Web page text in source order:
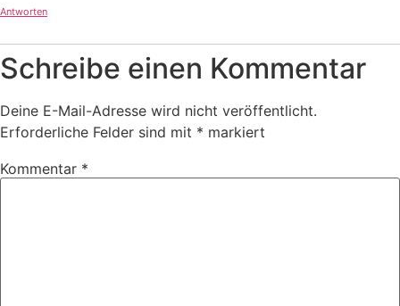
Antworten
Schreibe einen Kommentar
Deine E-Mail-Adresse wird nicht veröffentlicht.
Erforderliche Felder sind mit * markiert
Kommentar *